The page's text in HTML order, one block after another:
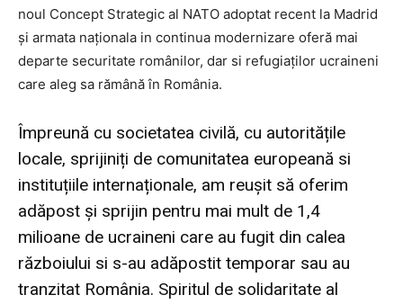
noul Concept Strategic al NATO adoptat recent la Madrid
și armata naționala in continua modernizare oferă mai
departe securitate românilor, dar si refugiaților ucraineni
care aleg sa rămână în România.
Împreună cu societatea civilă, cu autoritățile
locale, sprijiniți de comunitatea europeană si
instituțiile internaționale, am reușit să oferim
adăpost și sprijin pentru mai mult de 1,4
milioane de ucraineni care au fugit din calea
războiului si s-au adăpostit temporar sau au
tranzitat România. Spiritul de solidaritate al